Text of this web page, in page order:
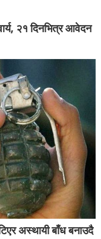
२१ दिनभित्र आवेदन
अस्थायी बाँध बनाउदै